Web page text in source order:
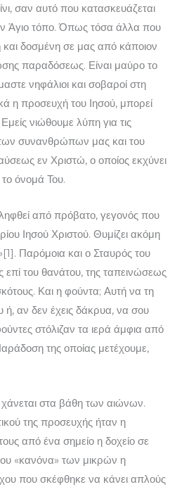
σαν αυτό που κατασκευάζεται
Άγιο τόπο. Όπως τόσα άλλα που
και δοσμένη σε μας από κάποιον
παραδόσεως. Είναι μαύρο το
νηφάλιοι και σοβαροί στη
η προσευχή του Ιησού, μπορεί
νιώθουμε λύπη για τις
των συ­νανθρώπων μας και του
εν Χριστώ, ο οποίος εκχύνει
όνομά Του.
από πρόβατο, γεγονός που
Ιησού Χριστού. Θυμίζει ακόμη
Παρόμοια και ο Σταυρός του
επί του θανάτου, της ταπεινώσεως
Και η φούντα; Αυτή να τη
ή, αν δεν έχεις δάκρυα, να σου
στόλιζαν τα ιερά άμφια από
της οποίας μετέχουμε,
στα βάθη των αιώνων.
της προσευχής ήταν η
από ένα σημείο η δοχείο σε
«κανόνα» των μικρών η
που σκέφθηκε να κάνει απλούς